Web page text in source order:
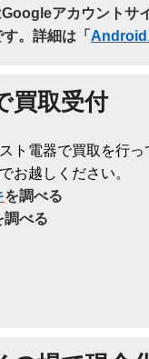
Googleアカウントサ
。詳細は「 Android
買取受付
ト電器で買取を行っ
お越しください。
を調べる
調べる